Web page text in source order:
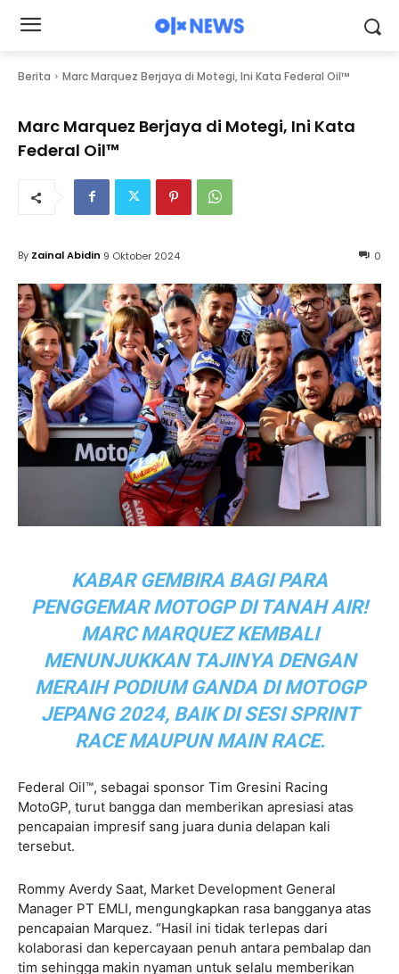
Berita Marc Marquez Berjaya di Motegi, Ini Kata Federal Oil™
Marc Marquez Berjaya di Motegi, Ini Kata
Federal Oil™
0
By Zainal Abidin 9 Oktober 2024
KABAR GEMBIRA BAGI PARA
PENGGEMAR MOTOGP DI TANAH AIR!
MARC MARQUEZ KEMBALI
MENUNJUKKAN TAJINYA DENGAN
MERAIH PODIUM GANDA DI MOTOGP
JEPANG 2024, BAIK DI SESI SPRINT
RACE MAUPUN MAIN RACE.
Federal Oil™, sebagai sponsor Tim Gresini Racing
MotoGP, turut bangga dan memberikan apresiasi atas
pencapaian impresif sang juara dunia delapan kali
tersebut.
Rommy Averdy Saat, Market Development General
Manager PT EMLI, mengungkapkan rasa bangganya atas
pencapaian Marquez. “Hasil ini tidak terlepas dari
kolaborasi dan kepercayaan penuh antara pembalap dan
tim sehingga makin nyaman untuk selalu memberikan